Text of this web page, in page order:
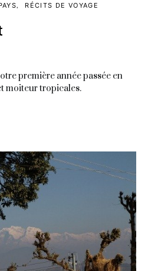
RÉCITS DE VOYAGE
première année passée en
moiteur tropicales.